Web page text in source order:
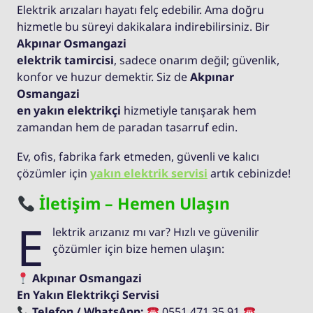
Elektrik arızaları hayatı felç edebilir. Ama doğru
hizmetle bu süreyi dakikalara indirebilirsiniz. Bir
Akpınar Osmangazi
elektrik tamircisi, sadece onarım değil; güvenlik,
konfor ve huzur demektir. Siz deAkpınar
Osmangazi
en yakın elektrikçi hizmetiyle tanışarak hem
zamandan hem de paradan tasarruf edin.
Ev, ofis, fabrika fark etmeden, güvenli ve kalıcı
çözümler için yakın elektrik servisi artık cebinizde!
İletişim – Hemen Ulaşın
E
lektrik arızanız mı var? Hızlı ve güvenilir
çözümler için bize hemen ulaşın:
Akpınar Osmangazi
En Yakın Elektrikçi Servisi